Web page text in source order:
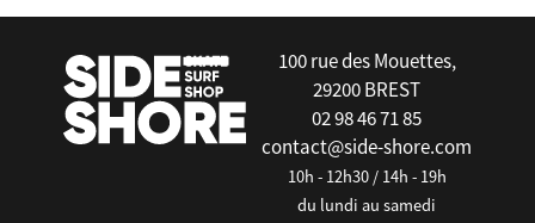
100 rue des Mouettes,
29200 BREST
02 98 46 71 85
contact@side-shore.com
10h - 12h30 / 14h - 19h
du lundi au samedi